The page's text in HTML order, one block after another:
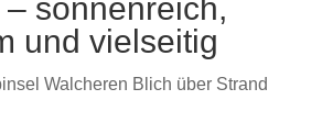
sonnenreich,
und vielseitig